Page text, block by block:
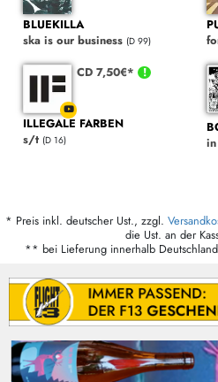
BLUEKILLA
ska is our business (D 99)
CD 7,50€*
ILLEGALE FARBEN
s/t (D 16)
* Preis inkl. deutscher Ust., zzgl.
die Ust. an der
** bei Lieferung innerhalb